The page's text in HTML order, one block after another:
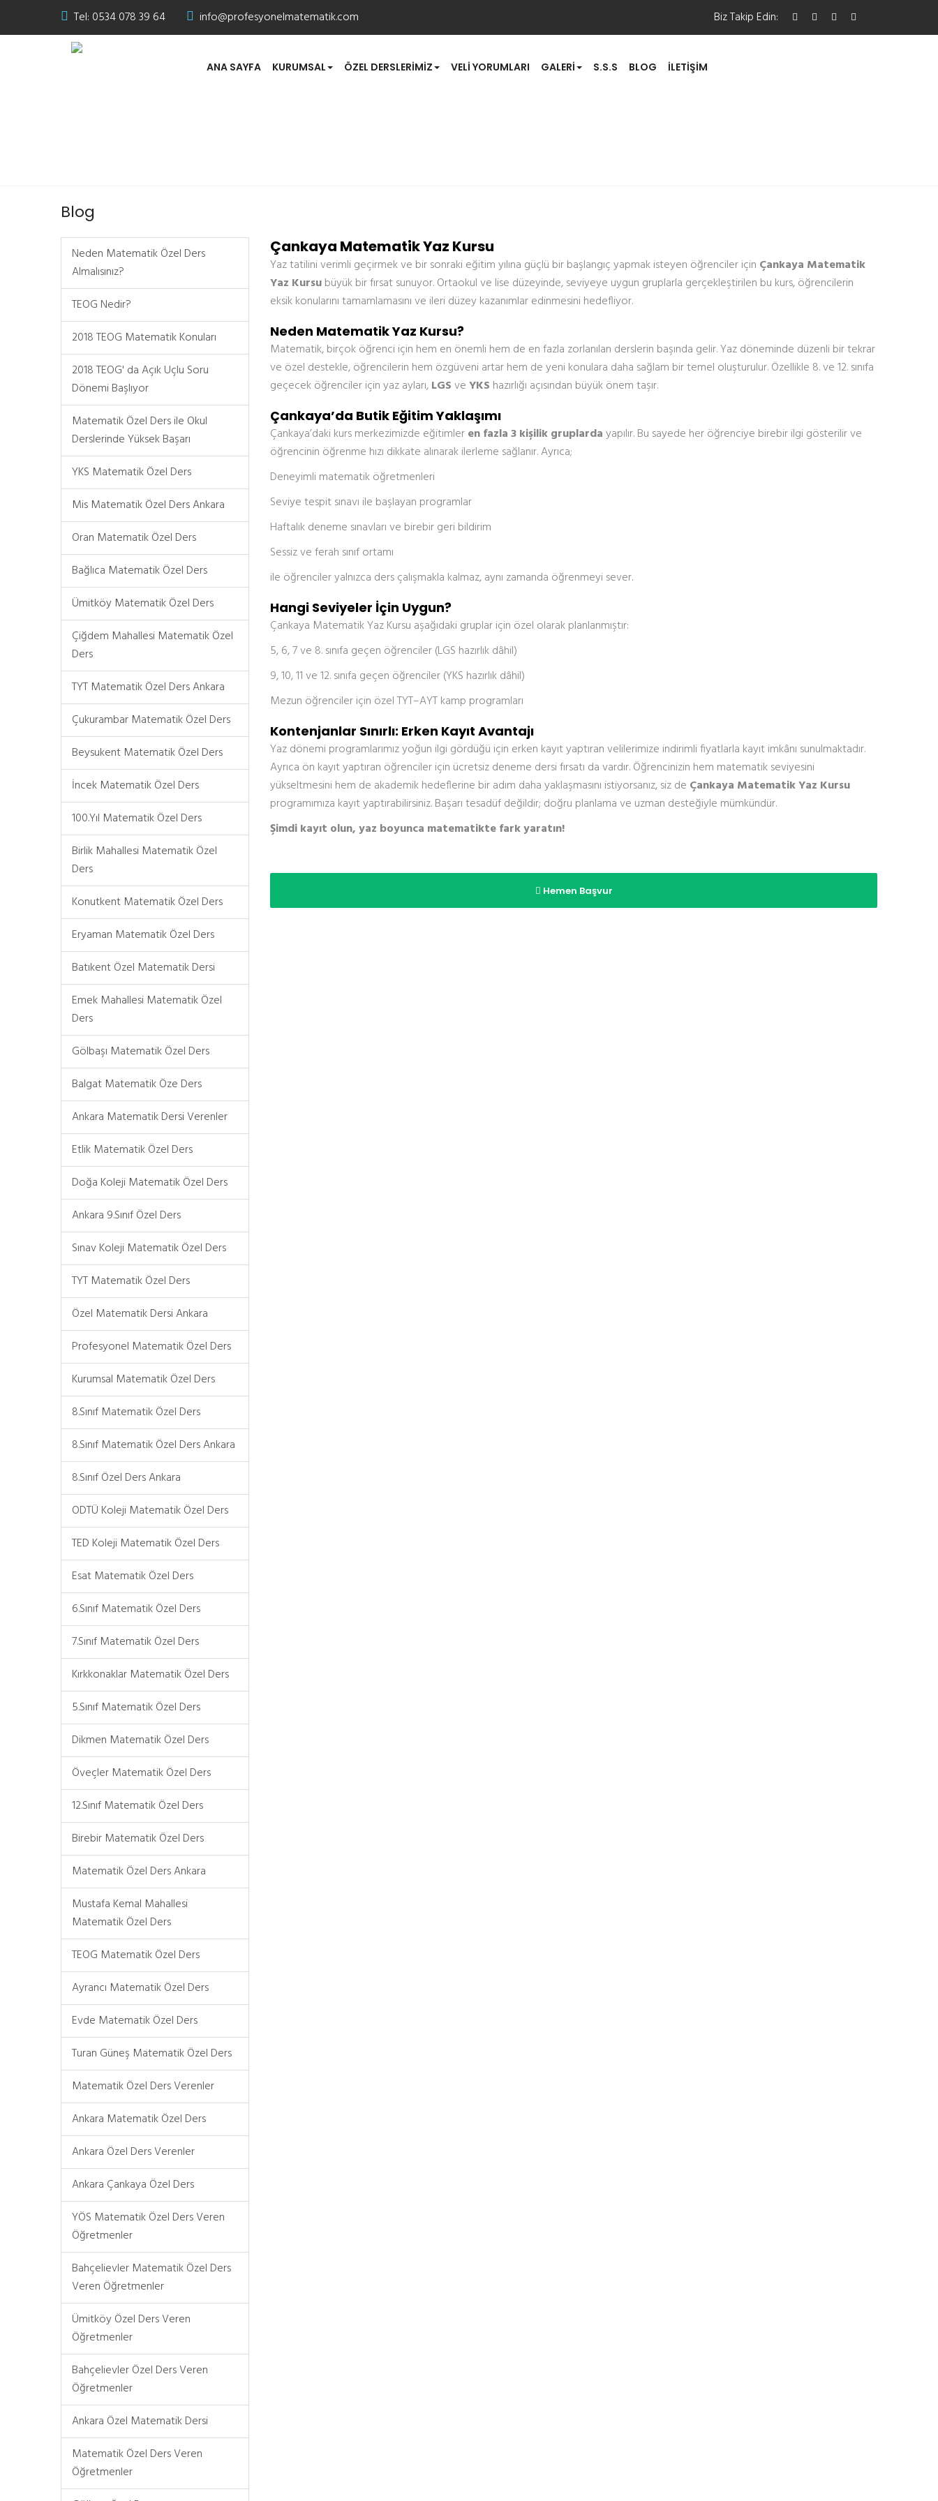
Tel: 0534 078 39 64 info@profesyonelmatematik.com Biz Takip Edin:
ANA SAYFA KURUMSAL ÖZEL DERSLERIMIZ VELI YORUMLARI GALERI S.S.S BLOG İLETIŞIM
Çankaya Matematik Yaz Kursu
Yaz tatilini verimli geçirmek ve bir sonraki eğitim yılına güçlü bir başlangıç yapmak isteyen öğrenciler için Çankaya Matematik
Yaz Kursubüyük bir fırsat sunuyor. Ortaokul ve lise düzeyinde, seviyeye uygun gruplarla gerçekleştirilen bu kurs, öğrencilerin
eksik konularını tamamlamasını ve ileri düzey kazanımlar edinmesini hedefliyor.
Neden Matematik Yaz Kursu?
Matematik, birçok öğrenci için hem en önemli hem de en fazla zorlanılan derslerin başında gelir. Yaz döneminde düzenli bir tekrar
ve özel destekle, öğrencilerin hem özgüveni artar hem de yeni konulara daha sağlam bir temel oluşturulur. Özellikle 8. ve 12. sınıfa
geçecek öğrenciler için yaz ayları,LGSveYKS hazırlığı açısından büyük önem taşır.
Çankaya’da Butik Eğitim Yaklaşımı
Çankaya’daki kurs merkezimizde eğitimleren fazla 3 kişilik gruplardayapılır. Bu sayede her öğrenciye birebir ilgi gösterilir ve
öğrencinin öğrenme hızı dikkate alınarak ilerleme sağlanır. Ayrıca;
Deneyimli matematik öğretmenleri
Seviye tespit sınavı ile başlayan programlar
Haftalık deneme sınavları ve birebir geri bildirim
Sessiz ve ferah sınıf ortamı
ile öğrenciler yalnızca ders çalışmakla kalmaz, aynı zamanda öğrenmeyi sever.
Hangi Seviyeler İçin Uygun?
Çankaya Matematik Yaz Kursu aşağıdaki gruplar için özel olarak planlanmıştır:
5, 6, 7 ve 8. sınıfa geçen öğrenciler (LGS hazırlık dâhil)
9, 10, 11 ve 12. sınıfa geçen öğrenciler (YKS hazırlık dâhil)
Mezun öğrenciler için özel TYT–AYT kamp programları
Kontenjanlar Sınırlı: Erken Kayıt Avantajı
Yaz dönemi programlarımız yoğun ilgi gördüğü için erken kayıt yaptıran velilerimize indirimli fiyatlarla kayıt imkânı sunulmaktadır.
Ayrıca ön kayıt yaptıran öğrenciler için ücretsiz deneme dersi fırsatı da vardır. Öğrencinizin hem matematik seviyesini
yükseltmesini hem de akademik hedeflerine bir adım daha yaklaşmasını istiyorsanız, siz de Çankaya Matematik Yaz Kursu
programımıza kayıt yaptırabilirsiniz. Başarı tesadüf değildir; doğru planlama ve uzman desteğiyle mümkündür.
Şimdi kayıt olun, yaz boyunca matematikte fark yaratın!
Hemen Başvur
Blog
Neden Matematik Özel Ders
Almalısınız?
TEOG Nedir?
2018 TEOG Matematik Konuları
2018 TEOG' da Açık Uçlu Soru
Dönemi Başlıyor
Matematik Özel Ders ile Okul
Derslerinde Yüksek Başarı
YKS Matematik Özel Ders
Mis Matematik Özel Ders Ankara
Oran Matematik Özel Ders
Bağlıca Matematik Özel Ders
Ümitköy Matematik Özel Ders
Çiğdem Mahallesi Matematik Özel
Ders
TYT Matematik Özel Ders Ankara
Çukurambar Matematik Özel Ders
Beysukent Matematik Özel Ders
İncek Matematik Özel Ders
100.Yıl Matematik Özel Ders
Birlik Mahallesi Matematik Özel
Ders
Konutkent Matematik Özel Ders
Eryaman Matematik Özel Ders
Batıkent Özel Matematik Dersi
Emek Mahallesi Matematik Özel
Ders
Gölbaşı Matematik Özel Ders
Balgat Matematik Öze Ders
Ankara Matematik Dersi Verenler
Etlik Matematik Özel Ders
Doğa Koleji Matematik Özel Ders
Ankara 9.Sınıf Özel Ders
Sınav Koleji Matematik Özel Ders
TYT Matematik Özel Ders
Özel Matematik Dersi Ankara
Profesyonel Matematik Özel Ders
Kurumsal Matematik Özel Ders
8.Sınıf Matematik Özel Ders
8.Sınıf Matematik Özel Ders Ankara
8.Sınıf Özel Ders Ankara
ODTÜ Koleji Matematik Özel Ders
TED Koleji Matematik Özel Ders
Esat Matematik Özel Ders
6.Sınıf Matematik Özel Ders
7.Sınıf Matematik Özel Ders
Kırkkonaklar Matematik Özel Ders
5.Sınıf Matematik Özel Ders
Dikmen Matematik Özel Ders
Öveçler Matematik Özel Ders
12.Sınıf Matematik Özel Ders
Birebir Matematik Özel Ders
Matematik Özel Ders Ankara
Mustafa Kemal Mahallesi
Matematik Özel Ders
TEOG Matematik Özel Ders
Ayrancı Matematik Özel Ders
Evde Matematik Özel Ders
Turan Güneş Matematik Özel Ders
Matematik Özel Ders Verenler
Ankara Matematik Özel Ders
Ankara Özel Ders Verenler
Ankara Çankaya Özel Ders
YÖS Matematik Özel Ders Veren
Öğretmenler
Bahçelievler Matematik Özel Ders
Veren Öğretmenler
Ümitköy Özel Ders Veren
Öğretmenler
Bahçelievler Özel Ders Veren
Öğretmenler
Ankara Özel Matematik Dersi
Matematik Özel Ders Veren
Öğretmenler